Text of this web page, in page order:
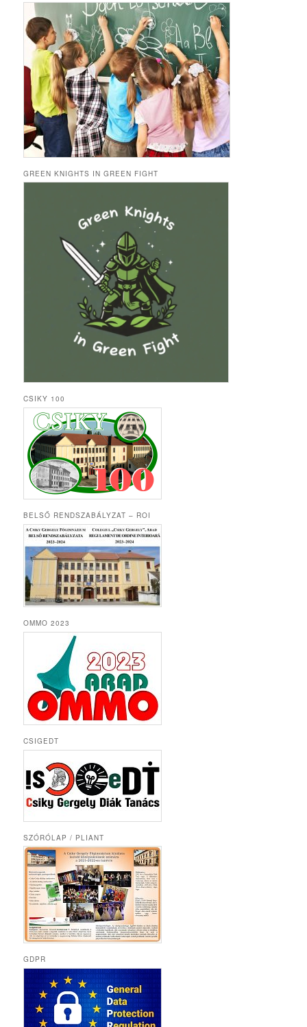
GREEN KNIGHTS IN GREEN FIGHT
CSIKY 100
BELSŐ RENDSZABÁLYZAT – ROI
OMMO 2023
CSIGEDT
SZÓRÓLAP / PLIANT
GDPR